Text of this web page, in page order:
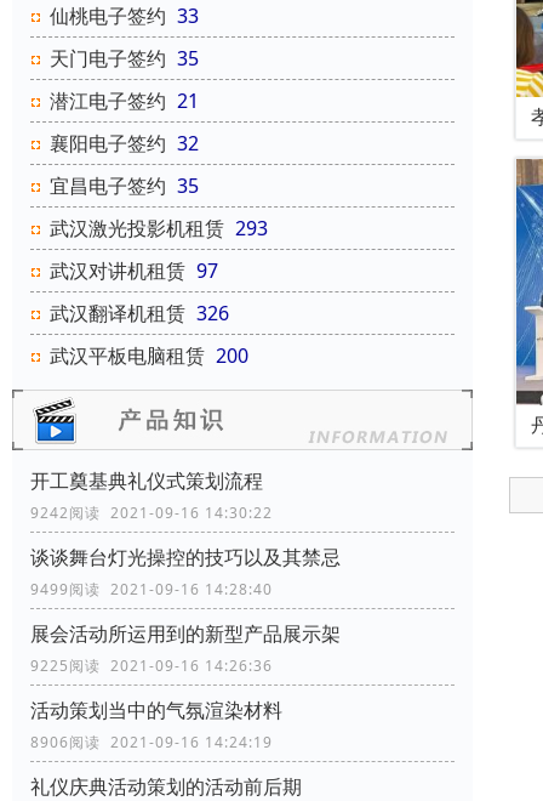
仙桃电子签约 33
天门电子签约 35
潜江电子签约 21
襄阳电子签约 32
宜昌电子签约 35
武汉激光投影机租赁 293
武汉对讲机租赁 97
武汉翻译机租赁 326
武汉平板电脑租赁 200
开工奠基典礼仪式策划流程
9242阅读 2021-09-16 14:30:22
谈谈舞台灯光操控的技巧以及其禁忌
9499阅读 2021-09-16 14:28:40
展会活动所运用到的新型产品展示架
9225阅读 2021-09-16 14:26:36
活动策划当中的气氛渲染材料
8906阅读 2021-09-16 14:24:19
礼仪庆典活动策划的活动前后期